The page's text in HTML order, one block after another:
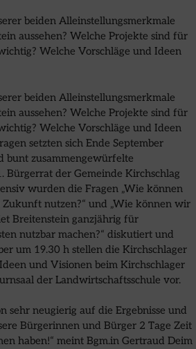
beiden Alleinstellungsmerkmale
aussehen? Welche Projekte sind für
Welche Vorschläge und Ideen
beiden Alleinstellungsmerkmale
aussehen? Welche Projekte sind für
Welche Vorschläge und Ideen
setzten sich Ende September
bunt zusammengewürfelte
Bürgerrat der Gemeinde Kirchschlag
wurden die Fragen „Wie können
nutzen?“ und „Wie können wir
Breitenstein ganzjährig für
nutzbar machen?“ diskutiert und
um 19.30 h stellen die Kirchschlager
und Visionen beim Kirchschlager
der Landwirtschaftsschule vor.
sehr neugierig auf die Ergebnisse und
Bürgerinnen und Bürger 2 Tage Zeit
haben!“ meint Bgm.in Gertraud Deim